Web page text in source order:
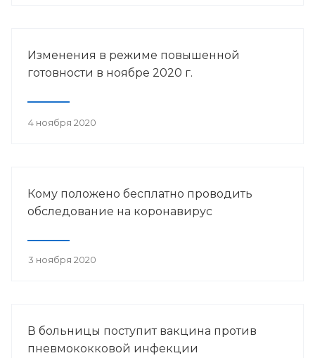
Изменения в режиме повышенной
готовности в ноябре 2020 г.
4 ноября 2020
Кому положено бесплатно проводить
обследование на коронавирус
3 ноября 2020
В больницы поступит вакцина против
пневмококковой инфекции